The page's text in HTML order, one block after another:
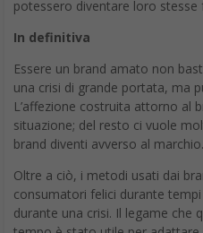
In definitiva
Essere un brand amato non
una crisi di grande portata, ma
L’affezione costruita attorno al
situazione; del resto ci vuole
brand diventi avverso al marchio.
Oltre a ciò, i metodi usati dai
consumatori felici durante
durante una crisi. Il legame che
tempo è stato utile per adattare
maniera tempestiva, ed